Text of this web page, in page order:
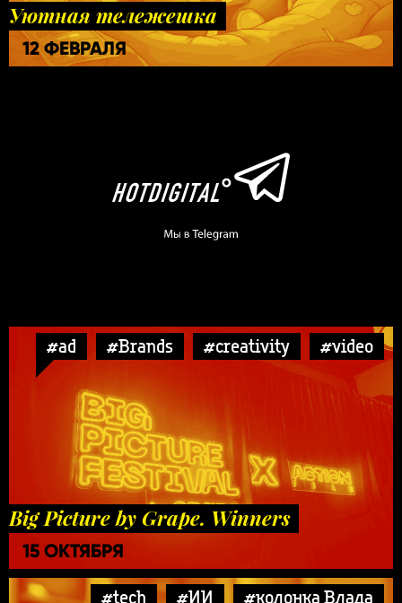
Уютная тележешка
12 ФЕВРАЛЯ
#ad #Brands #creativity #video
Big Picture by Grape. Winners
15 ОКТЯБРЯ
#tech #ИИ #колонка Влада